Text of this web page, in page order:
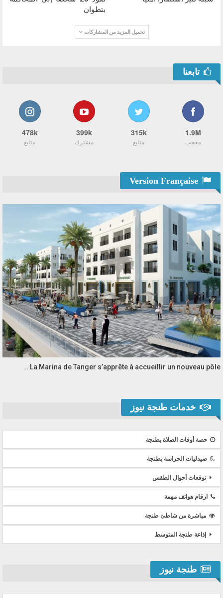
بتطوان
تحميل المزيد من المشاركات
تابعنا
1.9M
معجب
315k
متابع
399k
مشترك
478k
متابع
La Marina de Tanger s’apprête à accueillir un nouveau pôle…
خدمات طنجة نيوز
حصة أوقات الصلاة بطنجة
صيدليات الحراسة بطنجة
توقعات أحوال الطقس
ارقام هواتف مهمة
مباشرة من شاطئ طنجة
إذاعة طنجة المتوسط
طنجة نيوز